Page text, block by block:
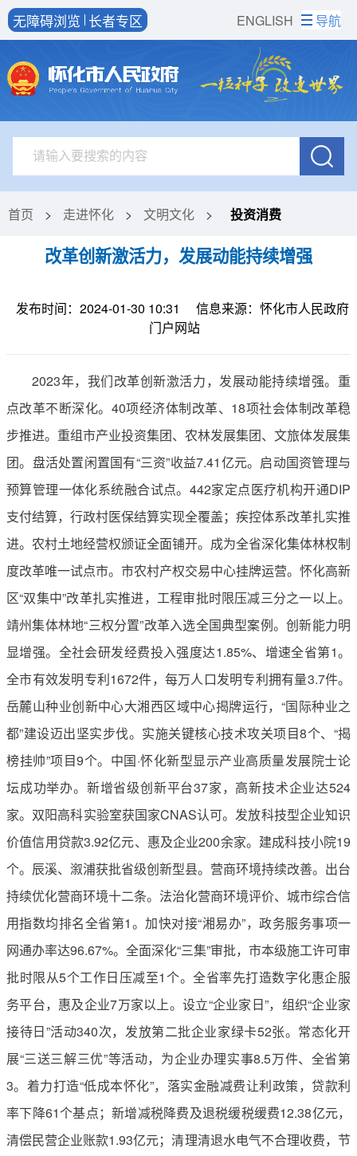
ENGLISH
无障碍浏览 长者专区 导航
首页 > 走进怀化 > 文明文化 > 投资消费
改革创新激活力，发展动能持续增强
发布时间：2024-01-30 10:31
信息来源：怀化市人民政府
门户网站
2023年，我们改革创新激活力，发展动能持续增强。重
点改革不断深化。40项经济体制改革、18项社会体制改革稳
步推进。重组市产业投资集团、农林发展集团、文旅体发展集
团。盘活处置闲置国有“三资”收益7.41亿元。启动国资管理与
预算管理一体化系统融合试点。442家定点医疗机构开通DIP
支付结算，行政村医保结算实现全覆盖；疾控体系改革扎实推
进。农村土地经营权颁证全面铺开。成为全省深化集体林权制
度改革唯一试点市。市农村产权交易中心挂牌运营。怀化高新
区“双集中”改革扎实推进，工程审批时限压减三分之一以上。
靖州集体林地“三权分置”改革入选全国典型案例。创新能力明
显增强。全社会研发经费投入强度达1.85%、增速全省第1。
全市有效发明专利1672件，每万人口发明专利拥有量3.7件。
岳麓山种业创新中心大湘西区域中心揭牌运行，“国际种业之
都”建设迈出坚实步伐。实施关键核心技术攻关项目8个、“揭
榜挂帅”项目9个。中国·怀化新型显示产业高质量发展院士论
坛成功举办。新增省级创新平台37家，高新技术企业达524
家。双阳高科实验室获国家CNAS认可。发放科技型企业知识
价值信用贷款3.92亿元、惠及企业200余家。建成科技小院19
个。辰溪、溆浦获批省级创新型县。营商环境持续改善。出台
持续优化营商环境十二条。法治化营商环境评价、城市综合信
用指数均排名全省第1。加快对接“湘易办”，政务服务事项一
网通办率达96.67%。全面深化“三集”审批，市本级施工许可审
批时限从5个工作日压减至1个。全省率先打造数字化惠企服
务平台，惠及企业7万家以上。设立“企业家日”，组织“企业家
接待日”活动340次，发放第二批企业家绿卡52张。常态化开
展“三送三解三优”等活动，为企业办理实事8.5万件、全省第
3。着力打造“低成本怀化”，落实金融减费让利政策，贷款利
率下降61个基点；新增减税降费及退税缓税缓费12.38亿元，
清偿民营企业账款1.93亿元；清理清退水电气不合理收费，节